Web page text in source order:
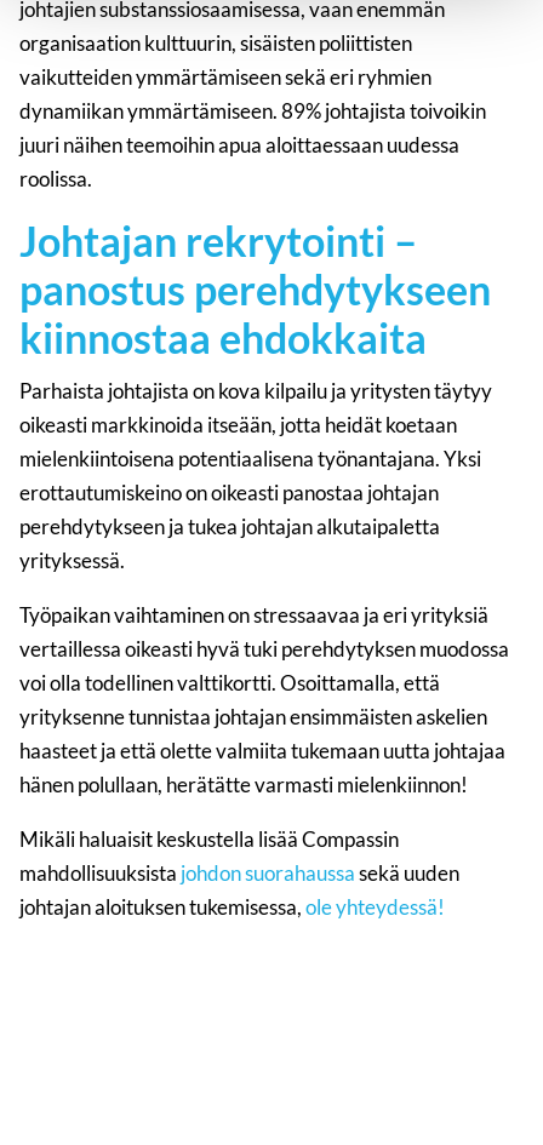
johtajien substanssiosaamisessa, vaan enemmän
organisaation kulttuurin, sisäisten poliittisten
vaikutteiden ymmärtämiseen sekä eri ryhmien
dynamiikan ymmärtämiseen. 89% johtajista toivoikin
juuri näihen teemoihin apua aloittaessaan uudessa
roolissa.
Johtajan rekrytointi –
panostus perehdytykseen
kiinnostaa ehdokkaita
Parhaista johtajista on kova kilpailu ja yritysten täytyy
oikeasti markkinoida itseään, jotta heidät koetaan
mielenkiintoisena potentiaalisena työnantajana. Yksi
erottautumiskeino on oikeasti panostaa johtajan
perehdytykseen ja tukea johtajan alkutaipaletta
yrityksessä.
Työpaikan vaihtaminen on stressaavaa ja eri yrityksiä
vertaillessa oikeasti hyvä tuki perehdytyksen muodossa
voi olla todellinen valttikortti. Osoittamalla, että
yrityksenne tunnistaa johtajan ensimmäisten askelien
haasteet ja että olette valmiita tukemaan uutta johtajaa
hänen polullaan, herätätte varmasti mielenkiinnon!
Mikäli haluaisit keskustella lisää Compassin
mahdollisuuksista johdon suorahaussasekä uuden
johtajan aloituksen tukemisessa,ole yhteydessä!